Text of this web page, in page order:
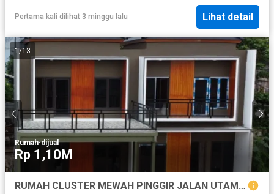
Pertama kali dilihat 3 minggu lalu Lihat detail
1/13
Rumah·dijual
Rp 1,10M
RUMAH CLUSTER MEWAH PINGGIR JALAN UTAMA AKSES JALAN LEBAR DEKAT TOL JORR, BEBAS BANJIR